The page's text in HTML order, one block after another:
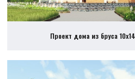
Проект дома из бруса